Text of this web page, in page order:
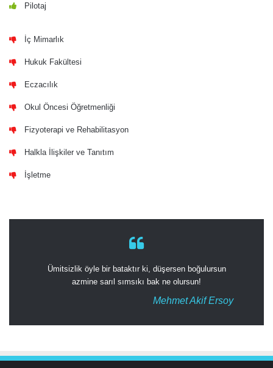
Pilotaj
İç Mimarlık
Hukuk Fakültesi
Eczacılık
Okul Öncesi Öğretmenliği
Fizyoterapi ve Rehabilitasyon
Halkla İlişkiler ve Tanıtım
İşletme
Ümitsizlik öyle bir bataktır ki, düşersen boğulursun
azmine sarıl sımsıkı bak ne olursun!
Mehmet Akif Ersoy